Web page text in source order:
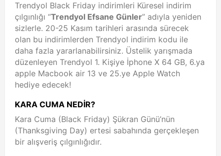
Trendyol Black Friday indirimleri Küresel indirim
çılgınlığı “Trendyol Efsane Günler” adıyla yeniden
sizlerle. 20-25 Kasım tarihleri arasında sürecek
olan bu indirimlerden Trendyol indirim kodu ile
daha fazla yararlanabilirsiniz. Üstelik yarışmada
düzenleyen Trendyol 1. Kişiye İphone X 64 GB, 6.ya
apple Macbook air 13 ve 25.ye Apple Watch
hediye edecek!
KARA CUMA NEDİR?
Kara Cuma (Black Friday) Şükran Günü’nün
(Thanksgiving Day) ertesi sabahında gerçekleşen
bir alışveriş çılgınlığıdır.